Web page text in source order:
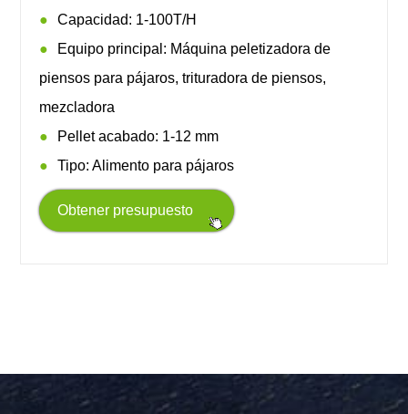
Capacidad: 1-100T/H
Equipo principal: Máquina peletizadora de
piensos para pájaros, trituradora de piensos,
mezcladora
Pellet acabado: 1-12 mm
Tipo: Alimento para pájaros
Obtener presupuesto